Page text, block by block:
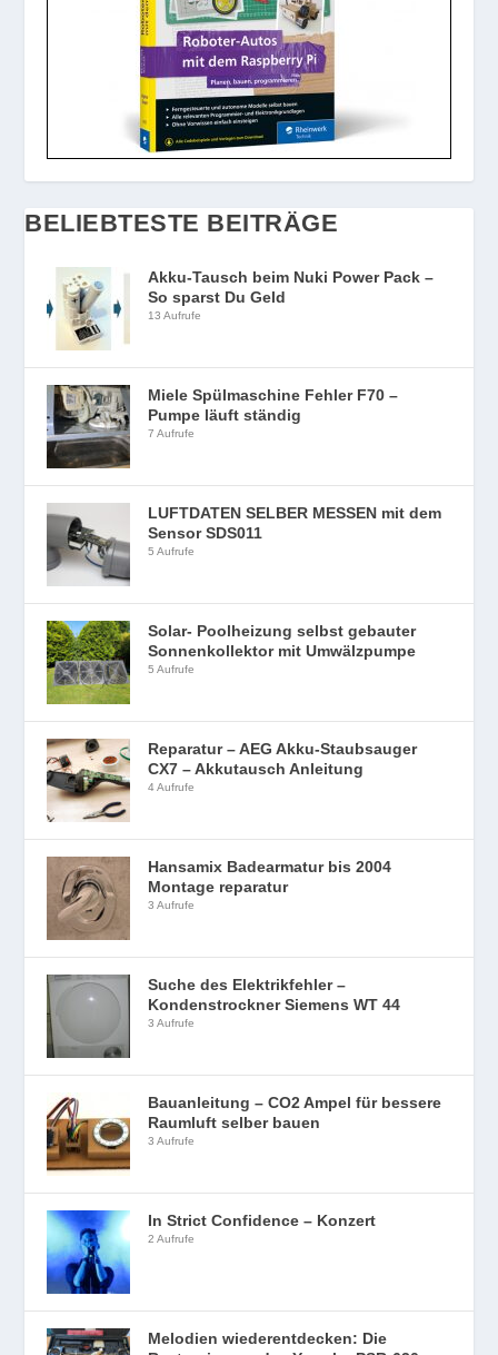
BELIEBTESTE BEITRÄGE
Akku-Tausch beim Nuki Power Pack –
So sparst Du Geld
13 Aufrufe
Miele Spülmaschine Fehler F70 –
Pumpe läuft ständig
7 Aufrufe
LUFTDATEN SELBER MESSEN mit dem
Sensor SDS011
5 Aufrufe
Solar- Poolheizung selbst gebauter
Sonnenkollektor mit Umwälzpumpe
5 Aufrufe
Reparatur – AEG Akku-Staubsauger
CX7 – Akkutausch Anleitung
4 Aufrufe
Hansamix Badearmatur bis 2004
Montage reparatur
3 Aufrufe
Suche des Elektrikfehler –
Kondenstrockner Siemens WT 44
3 Aufrufe
Bauanleitung – CO2 Ampel für bessere
Raumluft selber bauen
3 Aufrufe
In Strict Confidence – Konzert
2 Aufrufe
Melodien wiederentdecken: Die